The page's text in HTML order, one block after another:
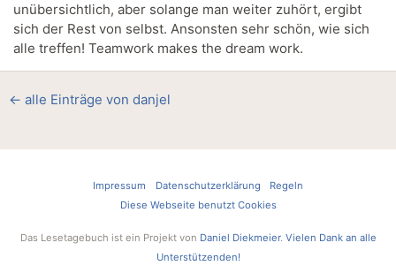
unübersichtlich, aber solange man weiter zuhört, ergibt
sich der Rest von selbst. Ansonsten sehr schön, wie sich
alle treffen! Teamwork makes the dream work.
← alle Einträge von danjel
Impressum Datenschutzerklärung
Regeln
Diese Webseite benutzt Cookies
Das Lesetagebuch ist ein Projekt von Daniel Diekmeier. Vielen Dank an alle
Unterstützenden!